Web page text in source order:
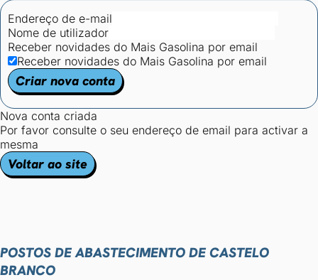
Endereço de e-mail
Nome de utilizador
Receber novidades do Mais Gasolina por email
Receber novidades do Mais Gasolina por email
Criar nova conta
Nova conta criada
Por favor consulte o seu endereço de email para activar a
mesma
Voltar ao site
POSTOS DE ABASTECIMENTO DE CASTELO
BRANCO